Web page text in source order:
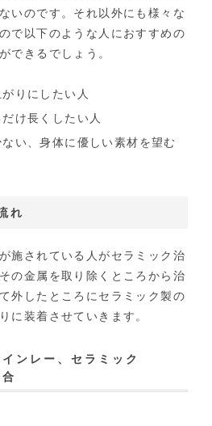
いのです。それ以外にも様々な
で以下のような人におすすめの
できるでしょう。
りにしたい人
け長くしたい人
い、身体に優しい素材を望む
れ
施されている人がセラミック治
の金属を取り除くところから治
外したところにセラミック製の
に装着させていきます。
ンレー、セラミック